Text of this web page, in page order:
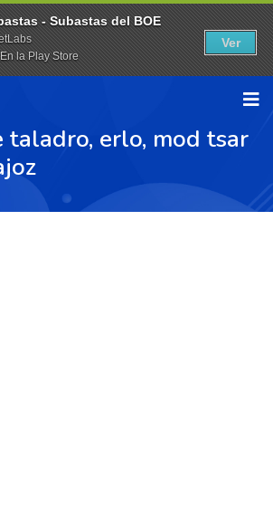
taladro, erlo, mod tsar
- Subastas del BOE
la Play Store
Ver